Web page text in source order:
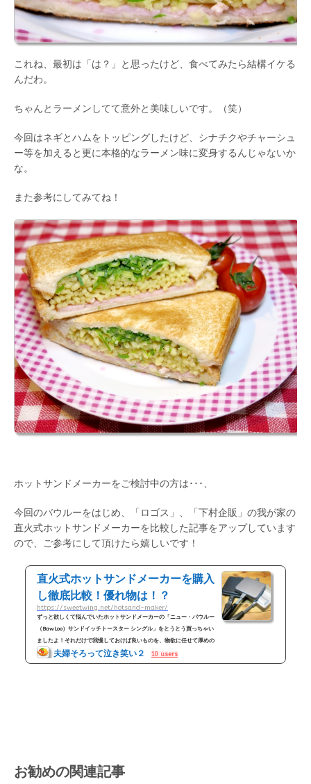
これね、最初は「は？」と思ったけど、食べてみたら結構イケる
んだわ。
ちゃんとラーメンしてて意外と美味しいです。（笑）
今回はネギとハムをトッピングしたけど、シナチクやチャーシュ
ー等を加えると更に本格的なラーメン味に変身するんじゃないか
な。
また参考にしてみてね！
ホットサンドメーカーをご検討中の方は･･･、
今回のバウルーをはじめ、「ロゴス」、「下村企販」の我が家の
直火式ホットサンドメーカーを比較した記事をアップしています
ので、ご参考にして頂けたら嬉しいです！
直火式ホットサンドメーカーを購入
し徹底比較！優れ物は！？
https://sweetwing.net/hotsand-maker/
ずっと欲しくて悩んでいたホットサンドメーカーの「ニュー・バウルー
（BawLoo）サンドイッチトースター シングル」をとうとう買っちゃい
ましたよ！それだけで我慢しておけば良いものを、物欲に任せて厚めの
パンも焼ける下村企販の「両面エンボス 鉄製トースターパン...
夫婦そろって泣き笑い２ 10 users
お勧めの関連記事